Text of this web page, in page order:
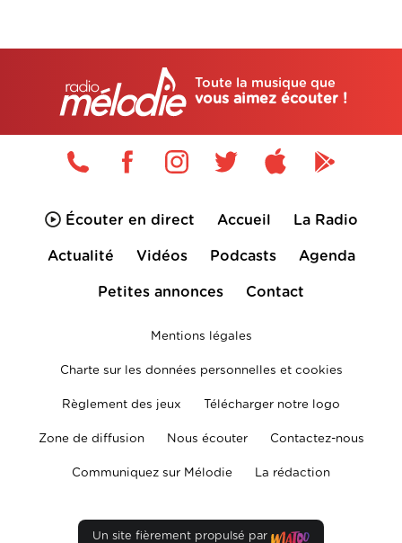
Toute la musique que
vous aimez écouter !
Écouter en direct Accueil La Radio
Actualité Vidéos Podcasts Agenda
Petites annonces Contact
Mentions légales
Charte sur les données personnelles et cookies
Règlement des jeux Télécharger notre logo
Zone de diffusion Nous écouter Contactez-nous
Communiquez sur Mélodie La rédaction
Un site fièrement propulsé par